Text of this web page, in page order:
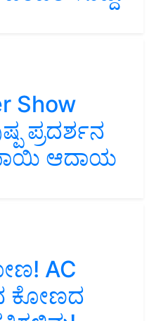
Show
ಪ್ರದರ್ಶನ
ಆದಾಯ
AC
ಕೋಣದ